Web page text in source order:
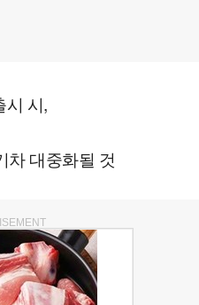
시 시,
차 대중화될 것